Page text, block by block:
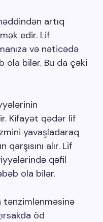
artıq
edir. Lif
və nəticədə
ola bilər. Bu da çəki
Kifayət qədər lif
yavaşladaraq
alır. Lif
qəfil
ola bilər.
öd